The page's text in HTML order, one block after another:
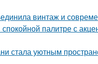
винтаж и
палитре с
стала уютным